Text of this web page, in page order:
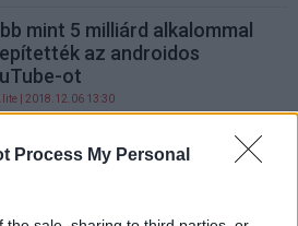
Process My Personal
mint 5 milliárd alkalommal
az androidos
ot
| 2018.12.06 13:30
az appokkal követheted
alvásodat